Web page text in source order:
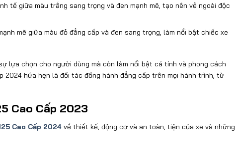
tế giữa màu trắng sang trọng và đen mạnh mẽ, tạo nên vẻ ngoài độc
mẽ giữa màu đỏ đẳng cấp và đen sang trọng, làm nổi bật chiếc xe
lựa chọn cho người dùng mà còn làm nổi bật cá tính và phong cách
2024 hứa hẹn là đối tác đồng hành đẳng cấp trên mọi hành trình, từ
Cao Cấp 2023
Cao Cấp 2024 về thiết kế, động cơ và an toàn, tiện của xe và những